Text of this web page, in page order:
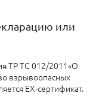
или
ТР ТС 012/2011«О
взрывоопасных
EX-сертификат.